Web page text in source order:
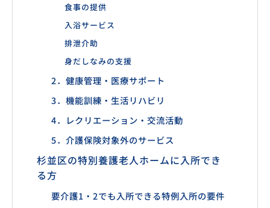
食事の提供
入浴サービス
排泄介助
身だしなみの支援
2．健康管理・医療サポート
3．機能訓練・生活リハビリ
4．レクリエーション・交流活動
5．介護保険対象外のサービス
杉並区の特別養護老人ホームに入所でき
る方
要介護1・2でも入所できる特例入所の要件